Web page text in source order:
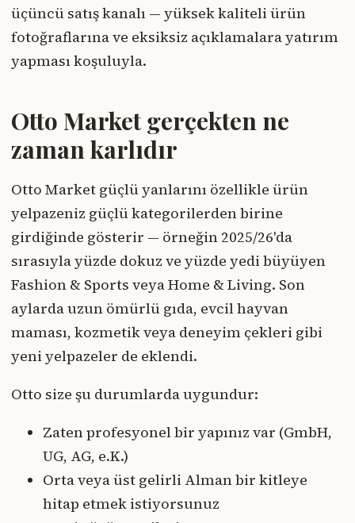
üçüncü satış kanalı — yüksek kaliteli ürün
fotoğraflarına ve eksiksiz açıklamalara yatırım
yapması koşuluyla.
Otto Market gerçekten ne
zaman karlıdır
Otto Market güçlü yanlarını özellikle ürün
yelpazeniz güçlü kategorilerden birine
girdiğinde gösterir — örneğin 2025/26'da
sırasıyla yüzde dokuz ve yüzde yedi büyüyen
Fashion & Sports veya Home & Living. Son
aylarda uzun ömürlü gıda, evcil hayvan
maması, kozmetik veya deneyim çekleri gibi
yeni yelpazeler de eklendi.
Otto size şu durumlarda uygundur:
Zaten profesyonel bir yapınız var (GmbH,
UG, AG, e.K.)
Orta veya üst gelirli Alman bir kitleye
hitap etmek istiyorsunuz